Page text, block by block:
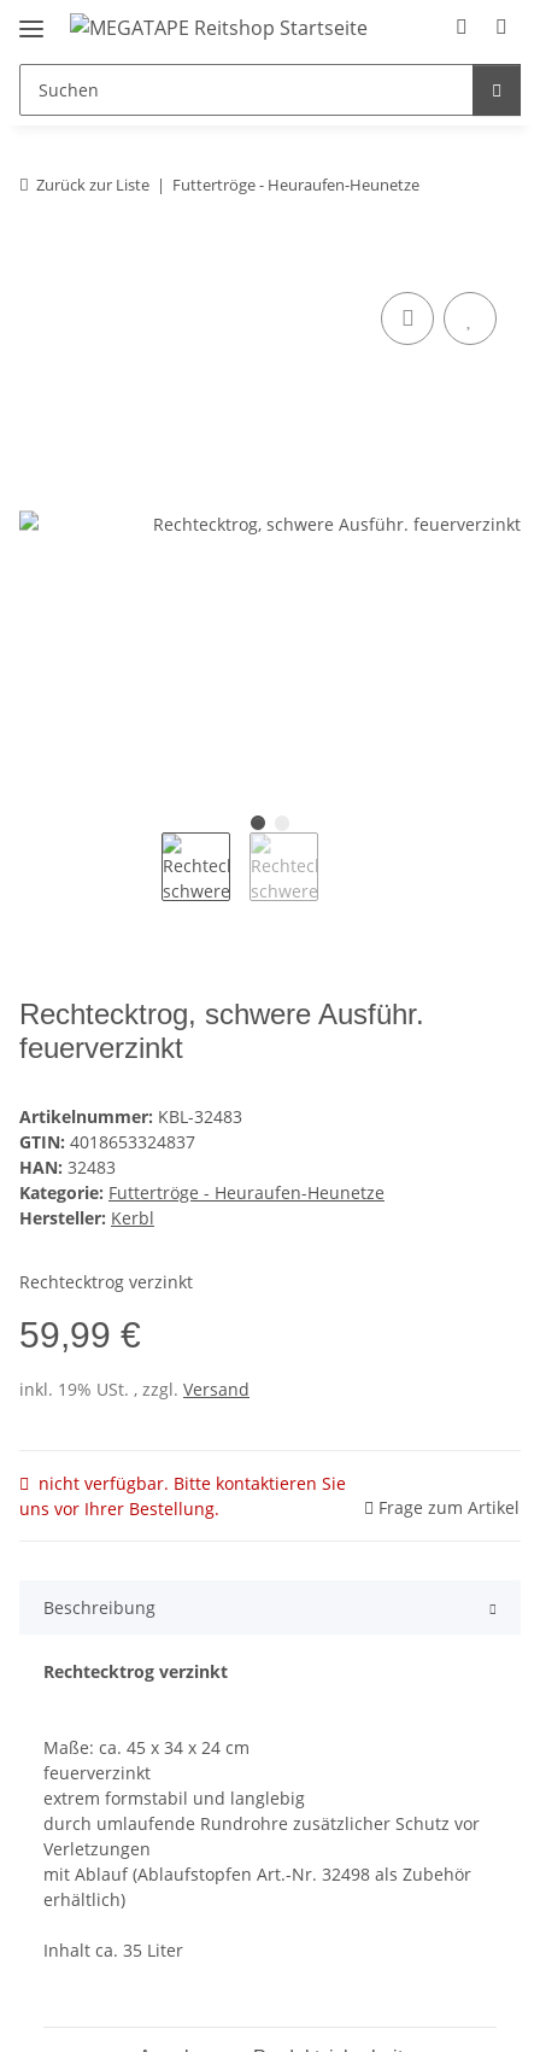
Zurück zur Liste Futtertröge - Heuraufen-Heunetze
Rechtecktrog, schwere Ausführ.
feuerverzinkt
Artikelnummer: KBL-32483
GTIN: 4018653324837
HAN: 32483
Kategorie: Futtertröge - Heuraufen-Heunetze
Hersteller: Kerbl
Rechtecktrog verzinkt
59,99 €
inkl. 19% USt. , zzgl. Versand
nicht verfügbar. Bitte kontaktieren Sie
uns vor Ihrer Bestellung.
Frage zum Artikel
Beschreibung
Rechtecktrog verzinkt
Maße: ca. 45 x 34 x 24 cm
feuerverzinkt
extrem formstabil und langlebig
durch umlaufende Rundrohre zusätzlicher Schutz vor
Verletzungen
mit Ablauf (Ablaufstopfen Art.-Nr. 32498 als Zubehör
erhältlich)
Inhalt ca. 35 Liter